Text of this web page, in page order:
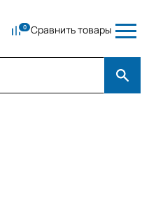
Сравнить товары